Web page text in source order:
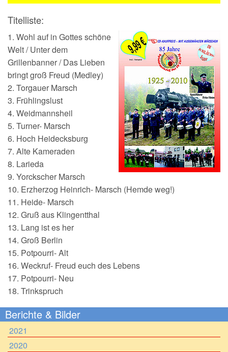
Titelliste:
1. Wohl auf in Gottes schöne
Welt / Unter dem
Grillenbanner / Das Lieben
bringt groß Freud (Medley)
2. Torgauer Marsch
3. Frühlingslust
4. Weidmannsheil
5. Turner- Marsch
6. Hoch Heidecksburg
7. Alte Kameraden
8. Larieda
9. Yorckscher Marsch
10. Erzherzog Heinrich- Marsch (Hemde weg!)
11. Heide- Marsch
12. Gruß aus Klingentthal
13. Lang ist es her
14. Groß Berlin
15. Potpourri- Alt
16. Weckruf- Freud euch des Lebens
17. Potpourri- Neu
18. Trinkspruch
Berichte & Bilder
2021
2020